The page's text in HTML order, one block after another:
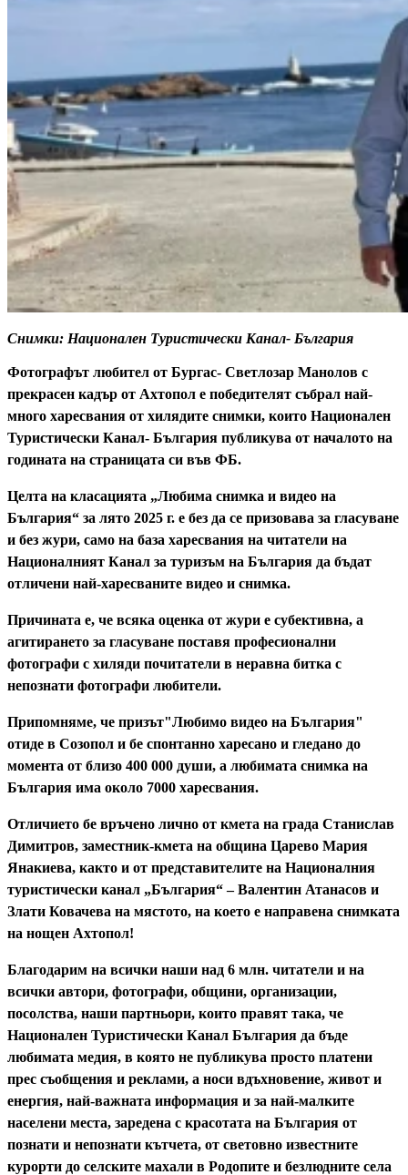
Снимки: Национален Туристически Канал- България
Фотографът любител от Бургас- Светлозар Манолов с
прекрасен кадър от Ахтопол е победителят събрал най-
много харесвания от хилядите снимки, които Национален
Туристически Канал- България публикува от началото на
годината на страницата си във ФБ.
Целта на класацията „Любима снимка и видео на
България“ за лято 2025 г. е без да се призовава за гласуване
и без жури, само на база харесвания на читатели на
Националният Канал за туризъм на България да бъдат
отличени най-харесваните видео и снимка.
Причината е, че всяка оценка от жури е субективна, а
агитирането за гласуване поставя професионални
фотографи с хиляди почитатели в неравна битка с
непознати фотографи любители.
Припомняме, че призът"Любимо видео на България"
отиде в Созопол и бе спонтанно харесано и гледано до
момента от близо 400 000 души, а любимата снимка на
България има около 7000 харесвания.
Отличието бе връчено лично от кмета на града Станислав
Димитров, заместник-кмета на община Царево Мария
Янакиева, както и от представителите на Националния
туристически канал „България“ – Валентин Атанасов и
Злати Ковачева на мястото, на което е направена снимката
на нощен Ахтопол!
Благодарим на всички наши над 6 млн. читатели и на
всички автори, фотографи, общини, организации,
посолства, наши партньори, които правят така, че
Национален Туристически Канал България да бъде
любимата медия, в която не публикува просто платени
прес съобщения и реклами, а носи вдъхновение, живот и
енергия, най-важната информация и за най-малките
населени места, заредена с красотата на България от
познати и непознати кътчета, от световно известните
курорти до селските махали в Родопите и безлюдните села